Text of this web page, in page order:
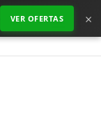
VER OFERTAS ×